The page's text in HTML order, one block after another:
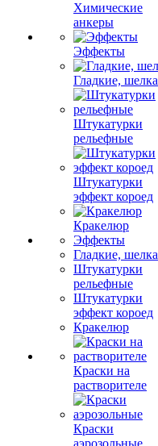
Химические
анкеры
Эффекты
Гладкие, шелка
Штукатурки
рельефные
Штукатурки
эффект короед
Кракелюр
Эффекты
Гладкие, шелка
Штукатурки
рельефные
Штукатурки
эффект короед
Кракелюр
Краски на
растворителе
Краски
аэрозольные